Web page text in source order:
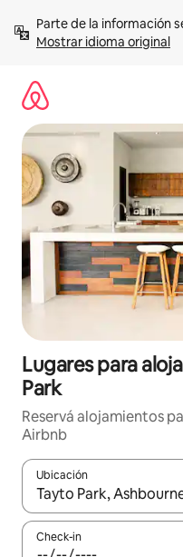
contenidoMostrar idioma original
Lugares para
Park
Reservá alojamientos
Airbnb
Ubicación
Cuando los resultados
Check-in